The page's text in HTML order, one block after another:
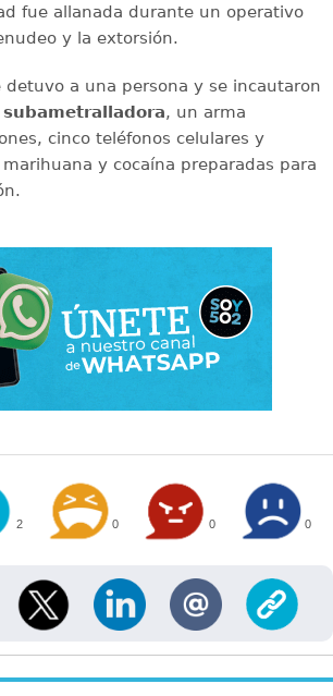
fue allanada durante un operativo
y la extorsión.
detuvo a una persona y se incautaron
subametralladora, un arma
cinco teléfonos celulares y
y cocaína preparadas para
2 0 0 0